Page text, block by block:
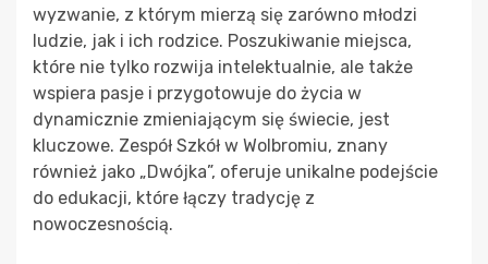
wyzwanie, z którym mierzą się zarówno młodzi
ludzie, jak i ich rodzice. Poszukiwanie miejsca,
które nie tylko rozwija intelektualnie, ale także
wspiera pasje i przygotowuje do życia w
dynamicznie zmieniającym się świecie, jest
kluczowe. Zespół Szkół w Wolbromiu, znany
również jako „Dwójka”, oferuje unikalne podejście
do edukacji, które łączy tradycję z
nowoczesnością.